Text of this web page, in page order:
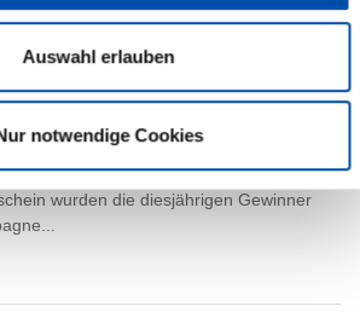
Auswahl erlauben
notwendige Cookies
dafür...
Sieger geehrt
hat sich ganz offensichtlich mit gefreut: Bei
wurden die diesjährigen Gewinner